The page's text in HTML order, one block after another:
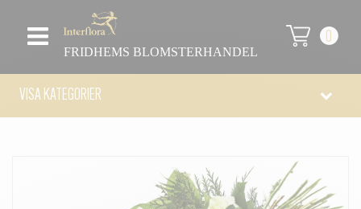
FRIDHEMS BLOMSTERHANDEL
0
VISA KATEGORIER